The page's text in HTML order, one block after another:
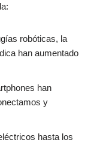
robóticas, la
han aumentado
han
y
hasta los